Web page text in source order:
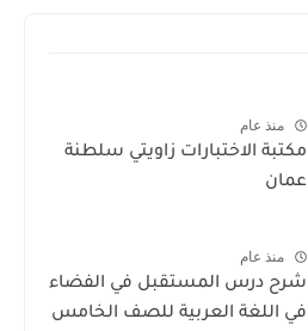
منذ عام
مكتبة الاختبارات زاويتي سلطنة
عمان
منذ عام
شرح درس المستقبل في الفضاء
في اللغة العربية للصف الخامس